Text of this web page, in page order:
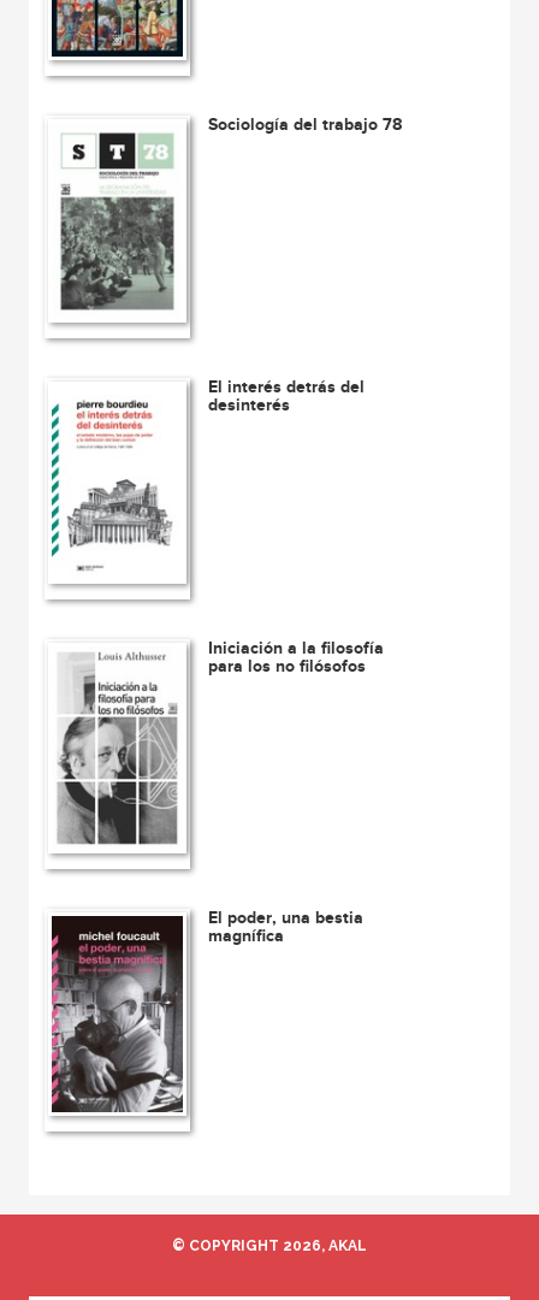
Sociología del trabajo 78
El interés detrás del
desinterés
Iniciación a la filosofía
para los no filósofos
El poder, una bestia
magnífica
© COPYRIGHT 2026, AKAL